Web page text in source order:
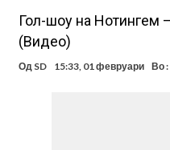
Гол-шоу на Нотингем
(Видео)
Од SD 15:33, 01 февруари Во :